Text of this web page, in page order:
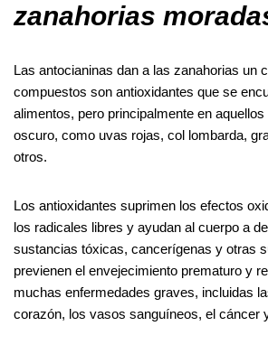
zanahorias
Las antocianinas dan a las zanahorias un
compuestos son antioxidantes que se
alimentos, pero principalmente en
oscuro, como uvas rojas, col lombarda,
otros.
Los antioxidantes suprimen los efectos
los radicales libres y ayudan al cuerpo a
sustancias tóxicas, cancerígenas y otras
previenen el envejecimiento prematuro y
muchas enfermedades graves, incluidas
corazón, los vasos sanguíneos, el cáncer